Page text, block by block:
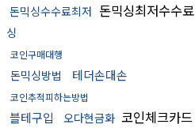
돈믹싱수수료최저 돈믹싱최저수수료
싱
코인구매대행
돈믹싱방법 테더손대손
코인추적피하는방법
블테구입 오다현금화 코인체크카드